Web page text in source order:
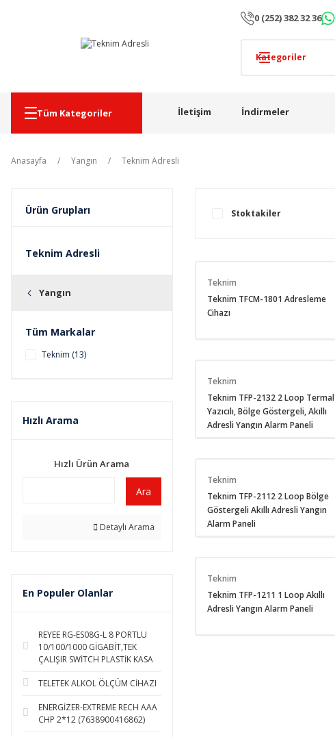
0 (252) 382 32 36
Tüm Kategoriler İletişim İndirmeler
Anasayfa Yangın Teknim Adresli
Ürün Grupları
Teknim Adresli
Yangın
Tüm Markalar
Teknim (13)
Hızlı Arama
Hızlı Ürün Arama
Ara
Detaylı Arama
En Populer Olanlar
REYEE RG-ES08G-L 8 PORTLU
10/100/1000 GİGABİT,TEK
ÇALIŞIR SWİTCH PLASTİK KASA
TELETEK ALKOL ÖLÇÜM CİHAZI
ENERGİZER-EXTREME RECH AAA
CHP 2*12 (7638900416862)
Stoktakiler
Teknim
Teknim TFCM-1801 Adresleme
Cihazı
Teknim
Teknim TFP-2132 2 Loop Termal
Yazıcılı, Bölge Göstergeli, Akıllı
Adresli Yangın Alarm Paneli
Teknim
Teknim TFP-2112 2 Loop Bölge
Göstergeli Akıllı Adresli Yangın
Alarm Paneli
Teknim
Teknim TFP-1211 1 Loop Akıllı
Adresli Yangın Alarm Paneli